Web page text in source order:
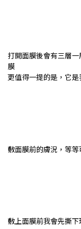
打開面膜後會有三層
膜
更值得一提的是，它
敷面膜前的膚況，等
敷上面膜前我會先撕